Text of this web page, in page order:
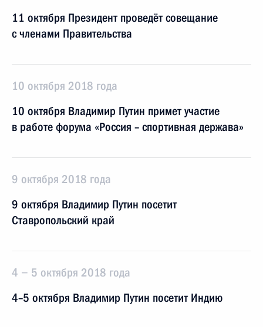
11 октября Президент проведёт совещание
с членами Правительства
10 октября 2018 года
10 октября Владимир Путин примет участие
в работе форума «Россия – спортивная держава»
9 октября 2018 года
9 октября Владимир Путин посетит
Ставропольский край
4 − 5 октября 2018 года
4–5 октября Владимир Путин посетит Индию